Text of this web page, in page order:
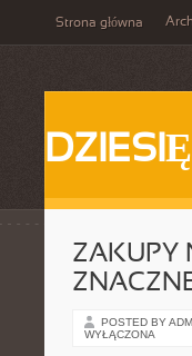
Strona główna
ZAKUPY
POSTED BY
WYŁĄCZONA